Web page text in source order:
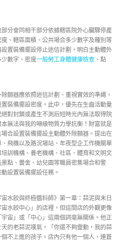
會同相干部分依據轄區院外心臟驟停產
度、轄區面積、公共場合多少數字及種別等
置裝備擺設停止迷信計劃，明白主動體外
數字、密度一般勞工身體健康檢查 、點
器應依照迷信計劃、重視實效的準繩，
裝備擺設密度。此中，優先在生齒活動量
對封鎖或產生不測后短時光內無法取得院
無法與我的噸級物質力學抗衡！財富就是
合設置裝備擺設主動體外除顫器。提出在
飛機以及路況場站、年夜型企工作機關單
訓機構、養老機構、社區、體育和文明文
點、黌舍、幼兒園等職員密集場合和警
設置裝備擺設任務。
餃與終極醬料師》第一章：蒜泥與末日
水餃中心」的店裡，但這間店的外觀更像
宙」或「中心」這兩個詞毫無關係。他正
的老蒜泥嘆氣。「你還不夠靈動，我的蒜
不上進的孩子。店內只有他一個人，連蒼